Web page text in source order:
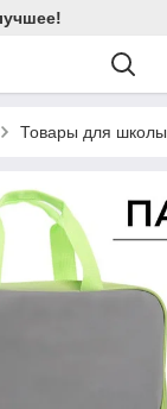
Товары для школы